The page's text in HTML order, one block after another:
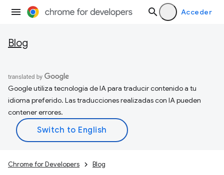
Acceder
Blog
Google utiliza tecnología de IA para traducir contenido a tu
idioma preferido. Las traducciones realizadas con IA pueden
contener errores.
Chrome for Developers Blog